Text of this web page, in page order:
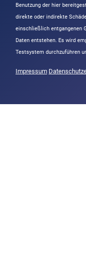
Benutzung der hier
direkte oder indirekte
einschließlich entgangenen
Daten entstehen. Es wird
Testsystem durchzuführen
Impressum